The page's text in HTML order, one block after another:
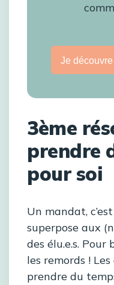
Je
3ème
prendre
pour soi
Un mandat,
superpose aux
des élu.e.s.
les remords !
prendre du